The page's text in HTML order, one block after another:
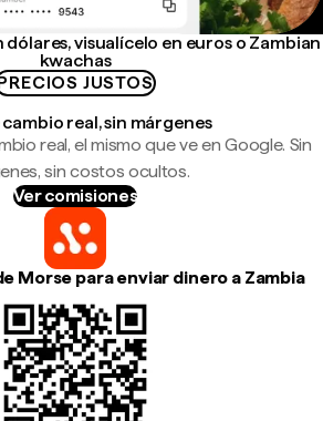
dólares, visualícelo en euros o Zambian
kwachas
JUSTOS
real, sin márgenes
real, el mismo que ve en Google. Sin
sin costos ocultos.
Ver comisiones
Morse para enviar dinero a Zambia